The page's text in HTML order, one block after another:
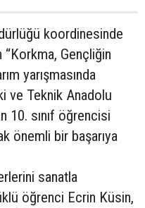
koordinesinde
Gençliğin
yarışmasında
ve Teknik Anadolu
10. sınıf öğrencisi
önemli bir başarıya
sanatla
öğrenci Ecrin Küsin,